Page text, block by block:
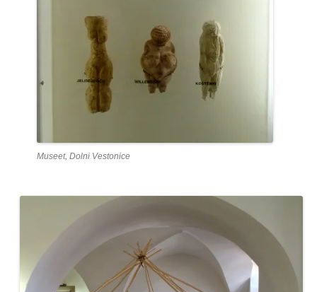
Museet, Dolni Vestonice